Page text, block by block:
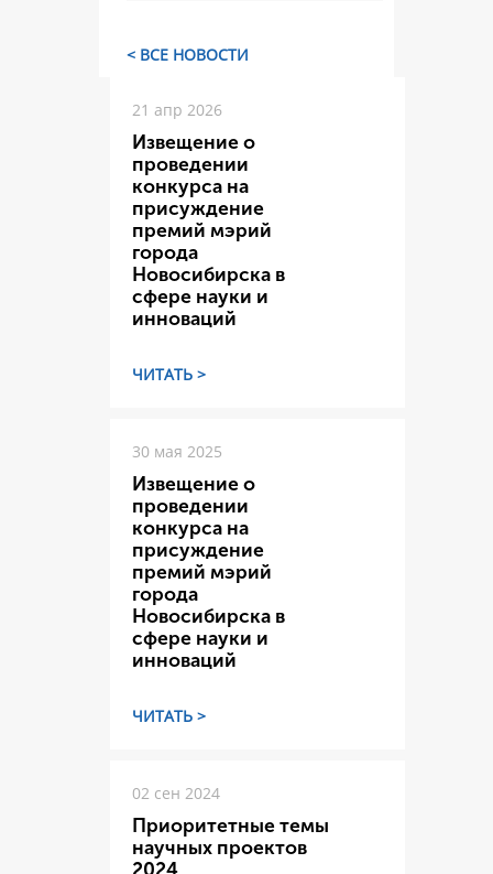
< ВСЕ НОВОСТИ
21 апр 2026
Извещение о
проведении
конкурса на
присуждение
премий мэрий
города
Новосибирска в
сфере науки и
инноваций
ЧИТАТЬ >
30 мая 2025
Извещение о
проведении
конкурса на
присуждение
премий мэрий
города
Новосибирска в
сфере науки и
инноваций
ЧИТАТЬ >
02 сен 2024
Приоритетные темы
научных проектов